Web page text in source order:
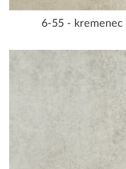
6-55 - kremenec